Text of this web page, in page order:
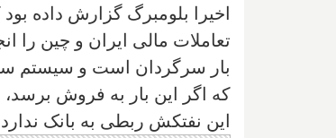
اخیرا بلومبرگ گزارش داده
تعاملات مالی ایران و چین را
بار سرگردان است و سیستم
که اگر این بار به فروش
این نفتکش ربطی به بانک